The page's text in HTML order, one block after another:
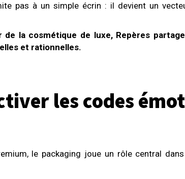
pas à un simple écrin : il devient un
la cosmétique de luxe, Repères
et rationnelles.
les codes
le packaging joue un rôle central